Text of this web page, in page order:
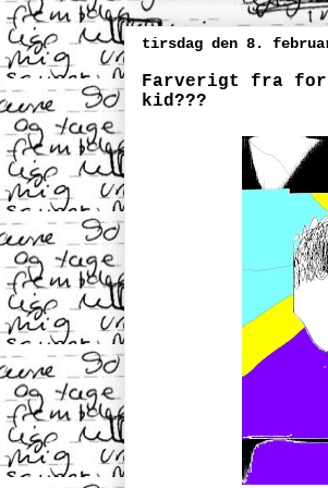
tirsdag den 8.
Farverigt fra
kid???